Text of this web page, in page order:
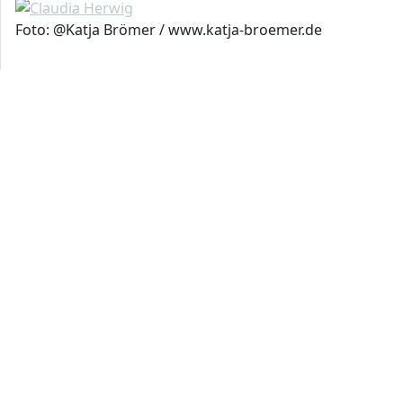
Foto: @Katja Brömer / www.katja-broemer.de